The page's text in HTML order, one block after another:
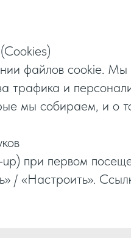
файлов cookie. Мы
трафика и
мы собираем, и о
при первом
/ «Настроить».